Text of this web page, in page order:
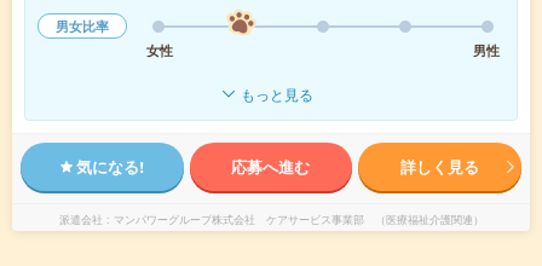
男女比率
女性
男性
もっと見る
気になる! 応募へ進む 詳しく見る
派遣会社 マンパワーグループ株式会社 ケアサービス事業部 （医療福祉介護関連）